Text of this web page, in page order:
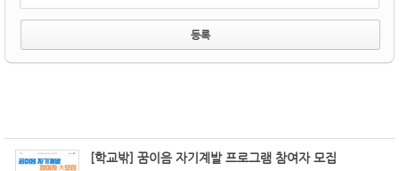
[학교밖] 꿈이음 자기계발 프로그램 참여자 모집